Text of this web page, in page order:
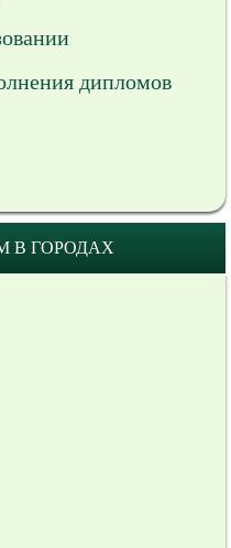
дипломов
В ГОРОДАХ